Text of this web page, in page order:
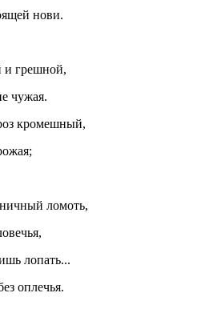
нови.
и грешной,
чужая.
кромешный,
ломоть,
лопать...
оплечья.